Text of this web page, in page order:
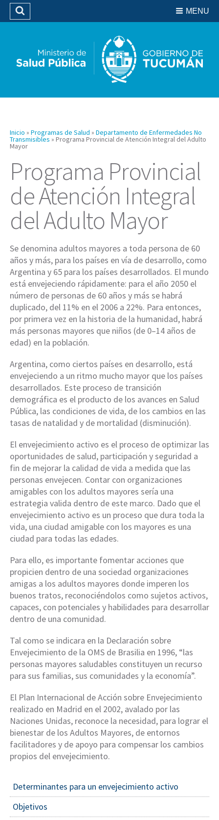
Biblioteca
MENU
Buscar
Inicio » Programas de Salud » Departamento de Enfermedades No
Transmisibles » Programa Provincial de Atención Integral del Adulto
Mayor
Programa Provincial
de Atención Integral
del Adulto Mayor
Se denomina adultos mayores a toda persona de 60
años y más, para los países en vía de desarrollo, como
Argentina y 65 para los países desarrollados. El mundo
está envejeciendo rápidamente: para el año 2050 el
número de personas de 60 años y más se habrá
duplicado, del 11% en el 2006 a 22%. Para entonces,
por primera vez en la historia de la humanidad, habrá
más personas mayores que niños (de 0–14 años de
edad) en la población.
Argentina, como ciertos países en desarrollo, está
envejeciendo a un ritmo mucho mayor que los países
desarrollados. Este proceso de transición
demográfica es el producto de los avances en Salud
Pública, las condiciones de vida, de los cambios en las
tasas de natalidad y de mortalidad (disminución).
El envejecimiento activo es el proceso de optimizar las
oportunidades de salud, participación y seguridad a
fin de mejorar la calidad de vida a medida que las
personas envejecen. Contar con organizaciones
amigables con los adultos mayores sería una
estrategia valida dentro de este marco. Dado que el
envejecimiento activo es un proceso que dura toda la
vida, una ciudad amigable con los mayores es una
ciudad para todas las edades.
Para ello, es importante fomentar acciones que
propicien dentro de una sociedad organizaciones
amigas a los adultos mayores donde imperen los
buenos tratos, reconociéndolos como sujetos activos,
capaces, con potenciales y habilidades para desarrollar
dentro de una comunidad.
Tal como se indicara en la Declaración sobre
Envejecimiento de la OMS de Brasilia en 1996, “las
personas mayores saludables constituyen un recurso
para sus familias, sus comunidades y la economía”.
El Plan Internacional de Acción sobre Envejecimiento
realizado en Madrid en el 2002, avalado por las
Naciones Unidas, reconoce la necesidad, para lograr el
bienestar de los Adultos Mayores, de entornos
facilitadores y de apoyo para compensar los cambios
propios del envejecimiento.
Determinantes para un envejecimiento activo
Objetivos